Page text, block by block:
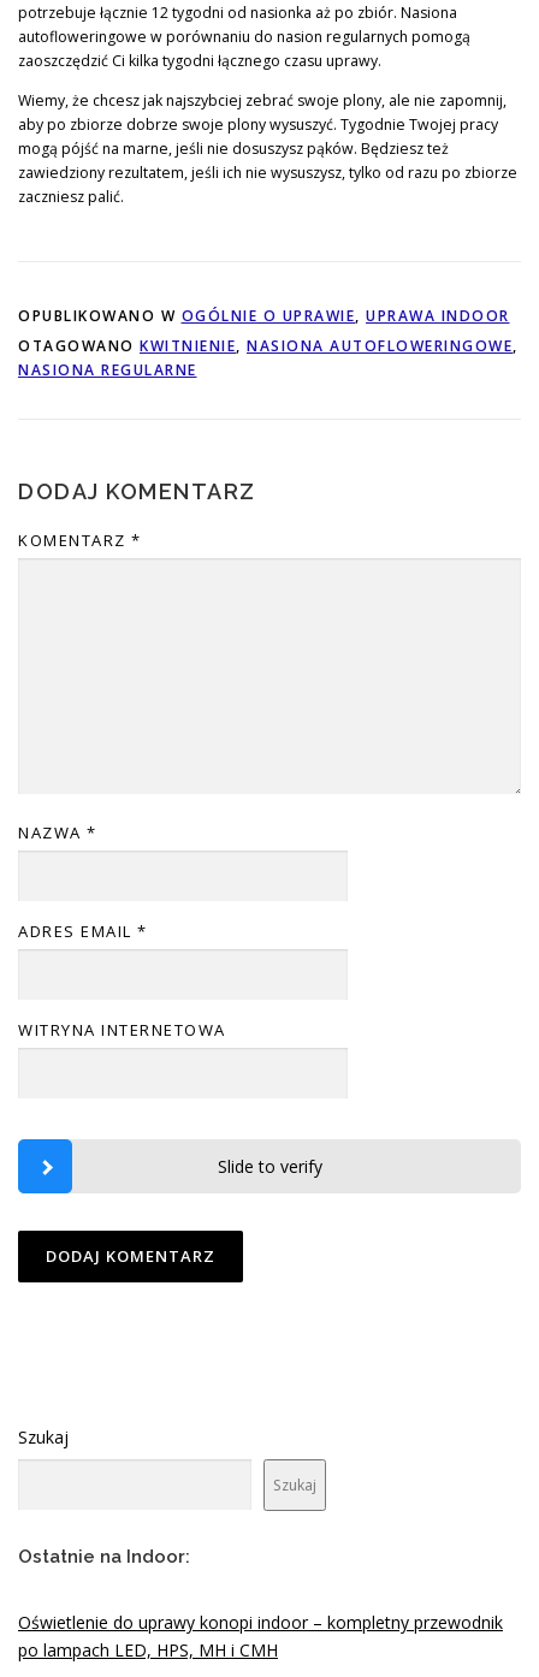
potrzebuje łącznie 12 tygodni od nasionka aż po zbiór. Nasiona
autofloweringowe w porównaniu do nasion regularnych pomogą
zaoszczędzić Ci kilka tygodni łącznego czasu uprawy.
Wiemy, że chcesz jak najszybciej zebrać swoje plony, ale nie zapomnij,
aby po zbiorze dobrze swoje plony wysuszyć. Tygodnie Twojej pracy
mogą pójść na marne, jeśli nie dosuszysz pąków. Będziesz też
zawiedziony rezultatem, jeśli ich nie wysuszysz, tylko od razu po zbiorze
zaczniesz palić.
OPUBLIKOWANO W OGÓLNIE O UPRAWIE, UPRAWA INDOOR
OTAGOWANO KWITNIENIE, NASIONA AUTOFLOWERINGOWE,
NASIONA REGULARNE
DODAJ KOMENTARZ
KOMENTARZ *
NAZWA *
ADRES EMAIL *
WITRYNA INTERNETOWA
Slide to verify
Szukaj
Szukaj
Ostatnie na Indoor:
Oświetlenie do uprawy konopi indoor – kompletny przewodnik
po lampach LED, HPS, MH i CMH